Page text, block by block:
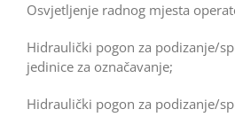
Osvjetljenje radnog mjesta
Hidraulički pogon za podizanje/
jedinice za označavanje;
Hidraulički pogon za podizanje/